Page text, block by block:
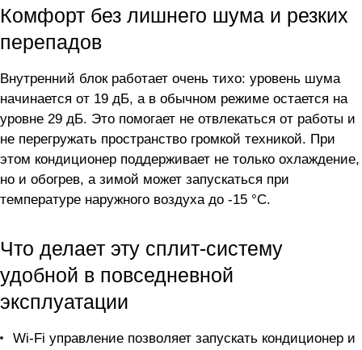
Комфорт без лишнего шума и резких
перепадов
Внутренний блок работает очень тихо: уровень шума
начинается от 19 дБ, а в обычном режиме остается на
уровне 29 дБ. Это помогает не отвлекаться от работы и
не перегружать пространство громкой техникой. При
этом кондиционер поддерживает не только охлаждение,
но и обогрев, а зимой может запускаться при
температуре наружного воздуха до -15 °C.
Что делает эту сплит-систему
удобной в повседневной
эксплуатации
Wi-Fi управление позволяет запускать кондиционер и